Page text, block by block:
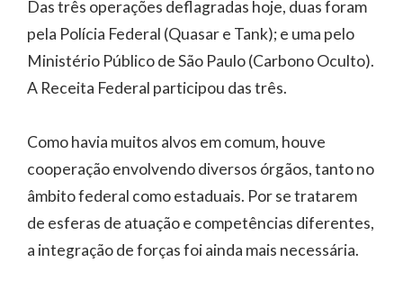
Das três operações deflagradas hoje, duas foram
pela Polícia Federal (Quasar e Tank); e uma pelo
Ministério Público de São Paulo (Carbono Oculto).
A Receita Federal participou das três.
Como havia muitos alvos em comum, houve
cooperação envolvendo diversos órgãos, tanto no
âmbito federal como estaduais. Por se tratarem
de esferas de atuação e competências diferentes,
a integração de forças foi ainda mais necessária.